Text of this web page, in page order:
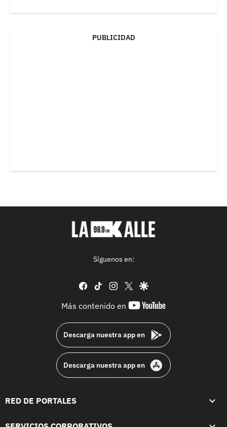
PUBLICIDAD
Síguenos en:
facebook
tiktok instagram
twittergoogle
Más contenido en
youtube-
Descarga nuestra app en
Descarga nuestra app en
RED DE PORTALES